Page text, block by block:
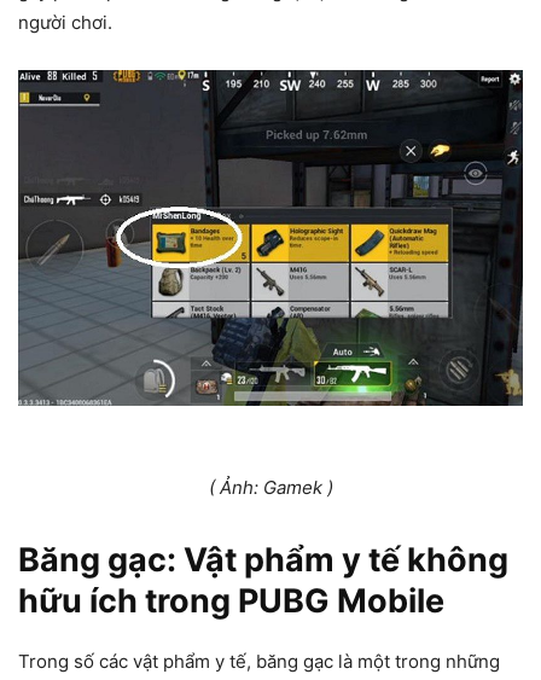
người chơi.
( Ảnh: Gamek )
Băng gạc: Vật phẩm y tế không
hữu ích trong PUBG Mobile
Trong số các vật phẩm y tế, băng gạc là một trong những